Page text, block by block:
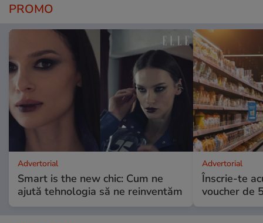
PROMO
Advertorial
Smart is the new chic: Cum ne
ajută tehnologia să ne reinventăm
Advertorial
Înscrie-te
voucher de